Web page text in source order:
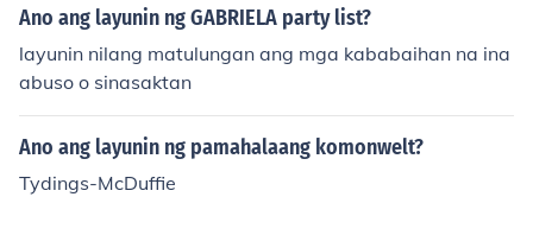
Ano ang layunin ng GABRIELA party list?
layunin nilang matulungan ang mga kababaihan na ina
abuso o sinasaktan
Ano ang layunin ng pamahalaang komonwelt?
Tydings-McDuffie